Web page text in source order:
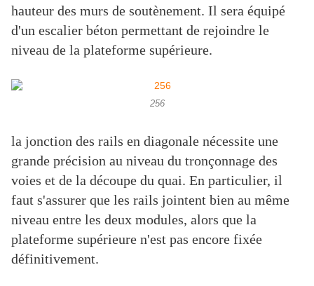
hauteur des murs de soutènement. Il sera équipé
d'un escalier béton permettant de rejoindre le
niveau de la plateforme supérieure.
256
la jonction des rails en diagonale nécessite une
grande précision au niveau du tronçonnage des
voies et de la découpe du quai. En particulier, il
faut s'assurer que les rails jointent bien au même
niveau entre les deux modules, alors que la
plateforme supérieure n'est pas encore fixée
définitivement.